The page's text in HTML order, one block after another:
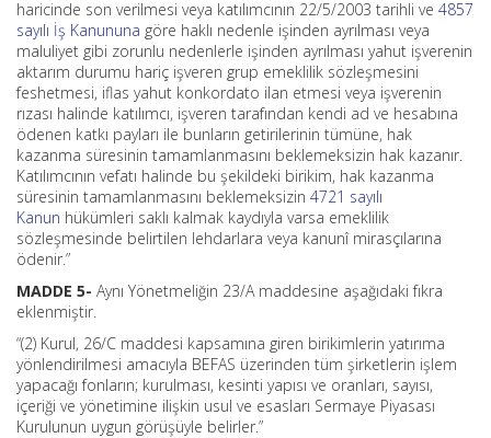
haricinde son verilmesi veya katılımcının 22/5/2003 tarihli ve 4857
sayılı İş Kanununa göre haklı nedenle işinden ayrılması veya
maluliyet gibi zorunlu nedenlerle işinden ayrılması yahut işverenin
aktarım durumu hariç işveren grup emeklilik sözleşmesini
feshetmesi, iflas yahut konkordato ilan etmesi veya işverenin
rızası halinde katılımcı, işveren tarafından kendi ad ve hesabına
ödenen katkı payları ile bunların getirilerinin tümüne, hak
kazanma süresinin tamamlanmasını beklemeksizin hak kazanır.
Katılımcının vefatı halinde bu şekildeki birikim, hak kazanma
süresinin tamamlanmasını beklemeksizin 4721 sayılı
Kanun hükümleri saklı kalmak kaydıyla varsa emeklilik
sözleşmesinde belirtilen lehdarlara veya kanunî mirasçılarına
ödenir.”
MADDE 5- Aynı Yönetmeliğin 23/A maddesine aşağıdaki fıkra
eklenmiştir.
“(2) Kurul, 26/C maddesi kapsamına giren birikimlerin yatırıma
yönlendirilmesi amacıyla BEFAS üzerinden tüm şirketlerin işlem
yapacağı fonların; kurulması, kesinti yapısı ve oranları, sayısı,
içeriği ve yönetimine ilişkin usul ve esasları Sermaye Piyasası
Kurulunun uygun görüşüyle belirler.”